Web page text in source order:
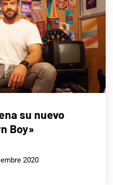
su nuevo
Boy»
2020